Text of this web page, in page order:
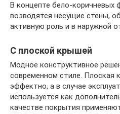
В концепте бело-коричневых
возводятся несущие стены,
активную роль и в наружной
С плоской крышей
Модное конструктивное
современном стиле. Плоская
эффектно, а в случае
используется как
качестве покрытия